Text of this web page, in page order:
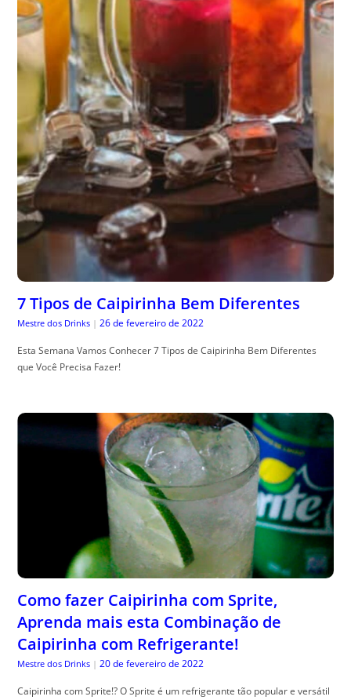
7 Tipos de Caipirinha Bem Diferentes
Mestre dos Drinks | 26 de fevereiro de 2022
Esta Semana Vamos Conhecer 7 Tipos de Caipirinha Bem Diferentes
que Você Precisa Fazer!
Como fazer Caipirinha com Sprite,
Aprenda mais esta Combinação de
Caipirinha com Refrigerante!
Mestre dos Drinks | 20 de fevereiro de 2022
Caipirinha com Sprite!? O Sprite é um refrigerante tão popular e versátil